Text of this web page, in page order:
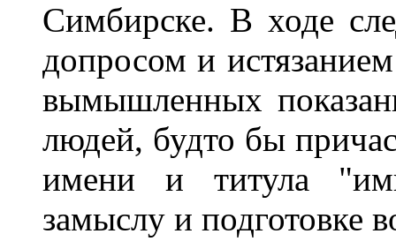
Симбирске. В ходе
допросом и
вымышленных
людей, будто бы
имени и титула
замыслу и подготовке